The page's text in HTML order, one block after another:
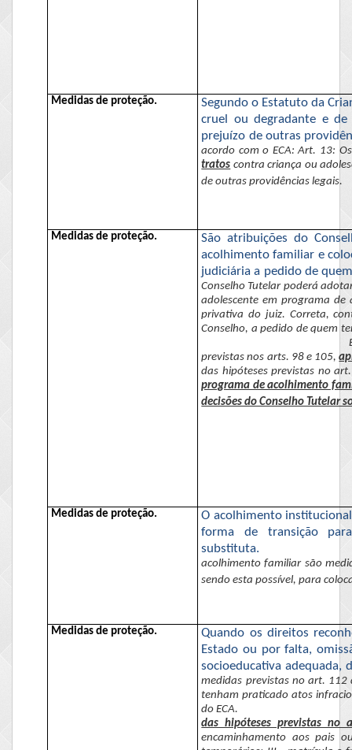
Medidas de proteção.
Segundo o Estatuto da
cruel ou degradante e de
prejuízo de outras
acordo como ECA: Art. 13:
tratos contra criança ou
de outras providências legais.
Medidas de proteção. São atribuiçõesdo
acolhimento familiar e
judiciária a pedido de
Conselho Tutelar poderá
adolescente em programa
privativa do juiz. Correta,
Conselho, a pedido de quem
previstas nos arts. 98 e 105,
das hipóteses previstas no
programa de acolhimento
decisões do Conselho Tutelar
Medidas de proteção.
O acolhimento
forma de transição
substituta.
acolhimento familiar são
sendo esta possível, para
Medidas de proteção.
Quando os direitos
Estado ou por falta,
socioeducativa adequada,
medidas previstas no art. 112
tenham praticado atos
do ECA.
das hipóteses previstas no
encaminhamento aos pais